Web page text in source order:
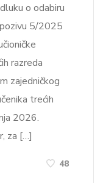
o odabiru
5/2025
razreda
zajedničkog
trećih
2026.
za […]
48